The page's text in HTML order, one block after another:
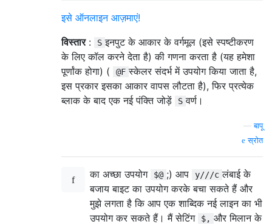
इसे ऑनलाइन आज़माएं!
विस्तार: S इनपुट के आकार के वर्गमूल (इसे स्पष्टीकरण
के लिए कॉल करने देता है) की गणना करता है (यह हमेशा
पूर्णांक होगा) (
@F स्केलर संदर्भ में उपयोग किया जाता है,
इस प्रकार इसका आकार वापस लौटता है), फिर प्रत्येक
ब्लाक के बाद एक नई पंक्ति जोड़ें
S वर्ण।
—बापू
स्रोत
का अच्छा उपयोग $@ ;) आप y///c लंबाई के
बजाय बाइट का उपयोग करके बचा सकते हैं और
मुझे लगता है कि आप एक शाब्दिक नई लाइन का भी
उपयोग कर सकते हैं। मैं सेटिंग
$, और मिलान के